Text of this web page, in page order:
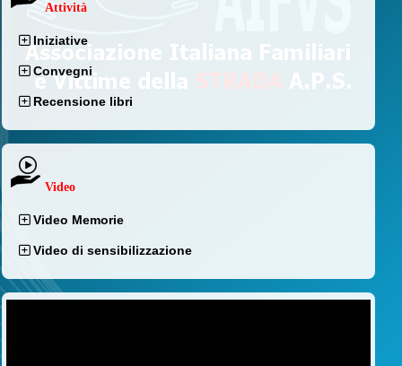
Attività
Iniziative
Convegni
Recensione libri
Video
Video Memorie
Video di sensibilizzazione